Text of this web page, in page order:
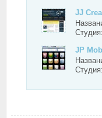
JJ
JP